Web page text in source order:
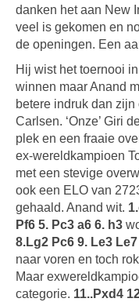
danken het aan New
veel is gekomen en
de openingen. Een
Hij wist het toernooi
winnen maar Anand
betere indruk dan
Carlsen. ‘Onze’ Giri
plek en een fraaie
ex-wereldkampioen
met een stevige
ook een ELO van
gehaald. Anand wit.
Pf6 5. Pc3 a6 6. h3
8.Lg2 Pc6 9. Le3
naar voren en toch
Maar
categorie. 11..Pxd4